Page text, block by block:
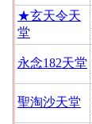
★玄天令天
堂
永念182天堂
聖淘沙天堂